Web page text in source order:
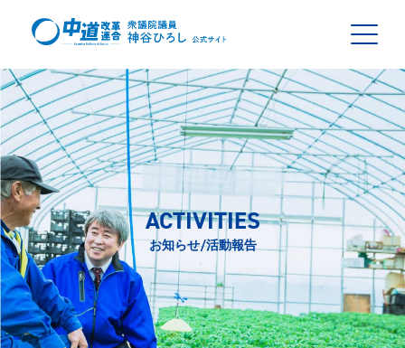
ACTIVITIES
お知らせ/活動報告